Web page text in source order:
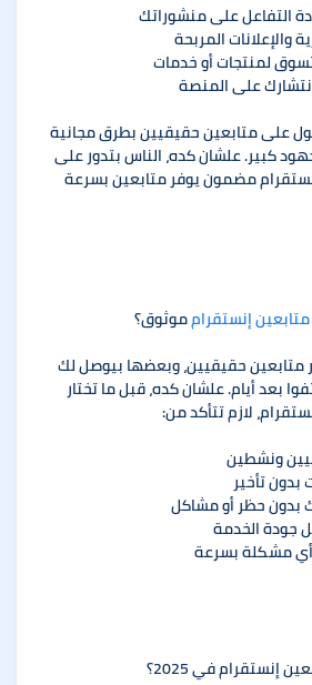
التفاعل على منشوراتك
والإعلانات المربحة
لمنتجات أو خدمات
على المنصة
على متابعين حقيقيين بطرق مجانية
كبير. علشان كده، الناس بتدور على
مضمون يوفر متابعين بسرعة
إنستقرامموثوق؟
حقيقيين، وبعضها بيوصل لك
بعد أيام. علشان كده، قبل ما تختار
لازم تتأكد من:
ونشطين
تأخير
بدون حظر أو مشاكل
جودة الخدمة
مشكلة بسرعة
إنستقرام في 2025؟